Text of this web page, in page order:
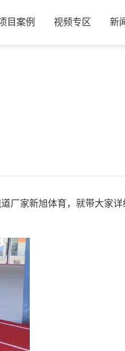
目案例 视频专区 新
厂家新旭体育，就带大家